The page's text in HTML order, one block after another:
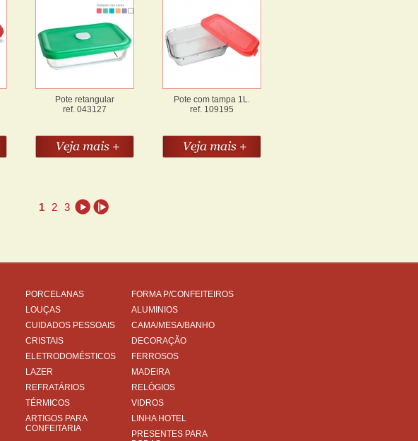
Pote retangular
ref. 043127
Pote com tampa 1L.
ref. 109195
1 2 3
PORCELANAS
FORMA P/CONFEITEIROS
LOUÇAS
ALUMINIOS
CUIDADOS PESSOAIS
CAMA/MESA/BANHO
CRISTAIS
DECORAÇÃO
ELETRODOMÉSTICOS
FERROSOS
LAZER
MADEIRA
REFRATÁRIOS
RELÓGIOS
TÉRMICOS
VIDROS
ARTIGOS PARA
CONFEITARIA
LINHA HOTEL
PRESENTES PARA